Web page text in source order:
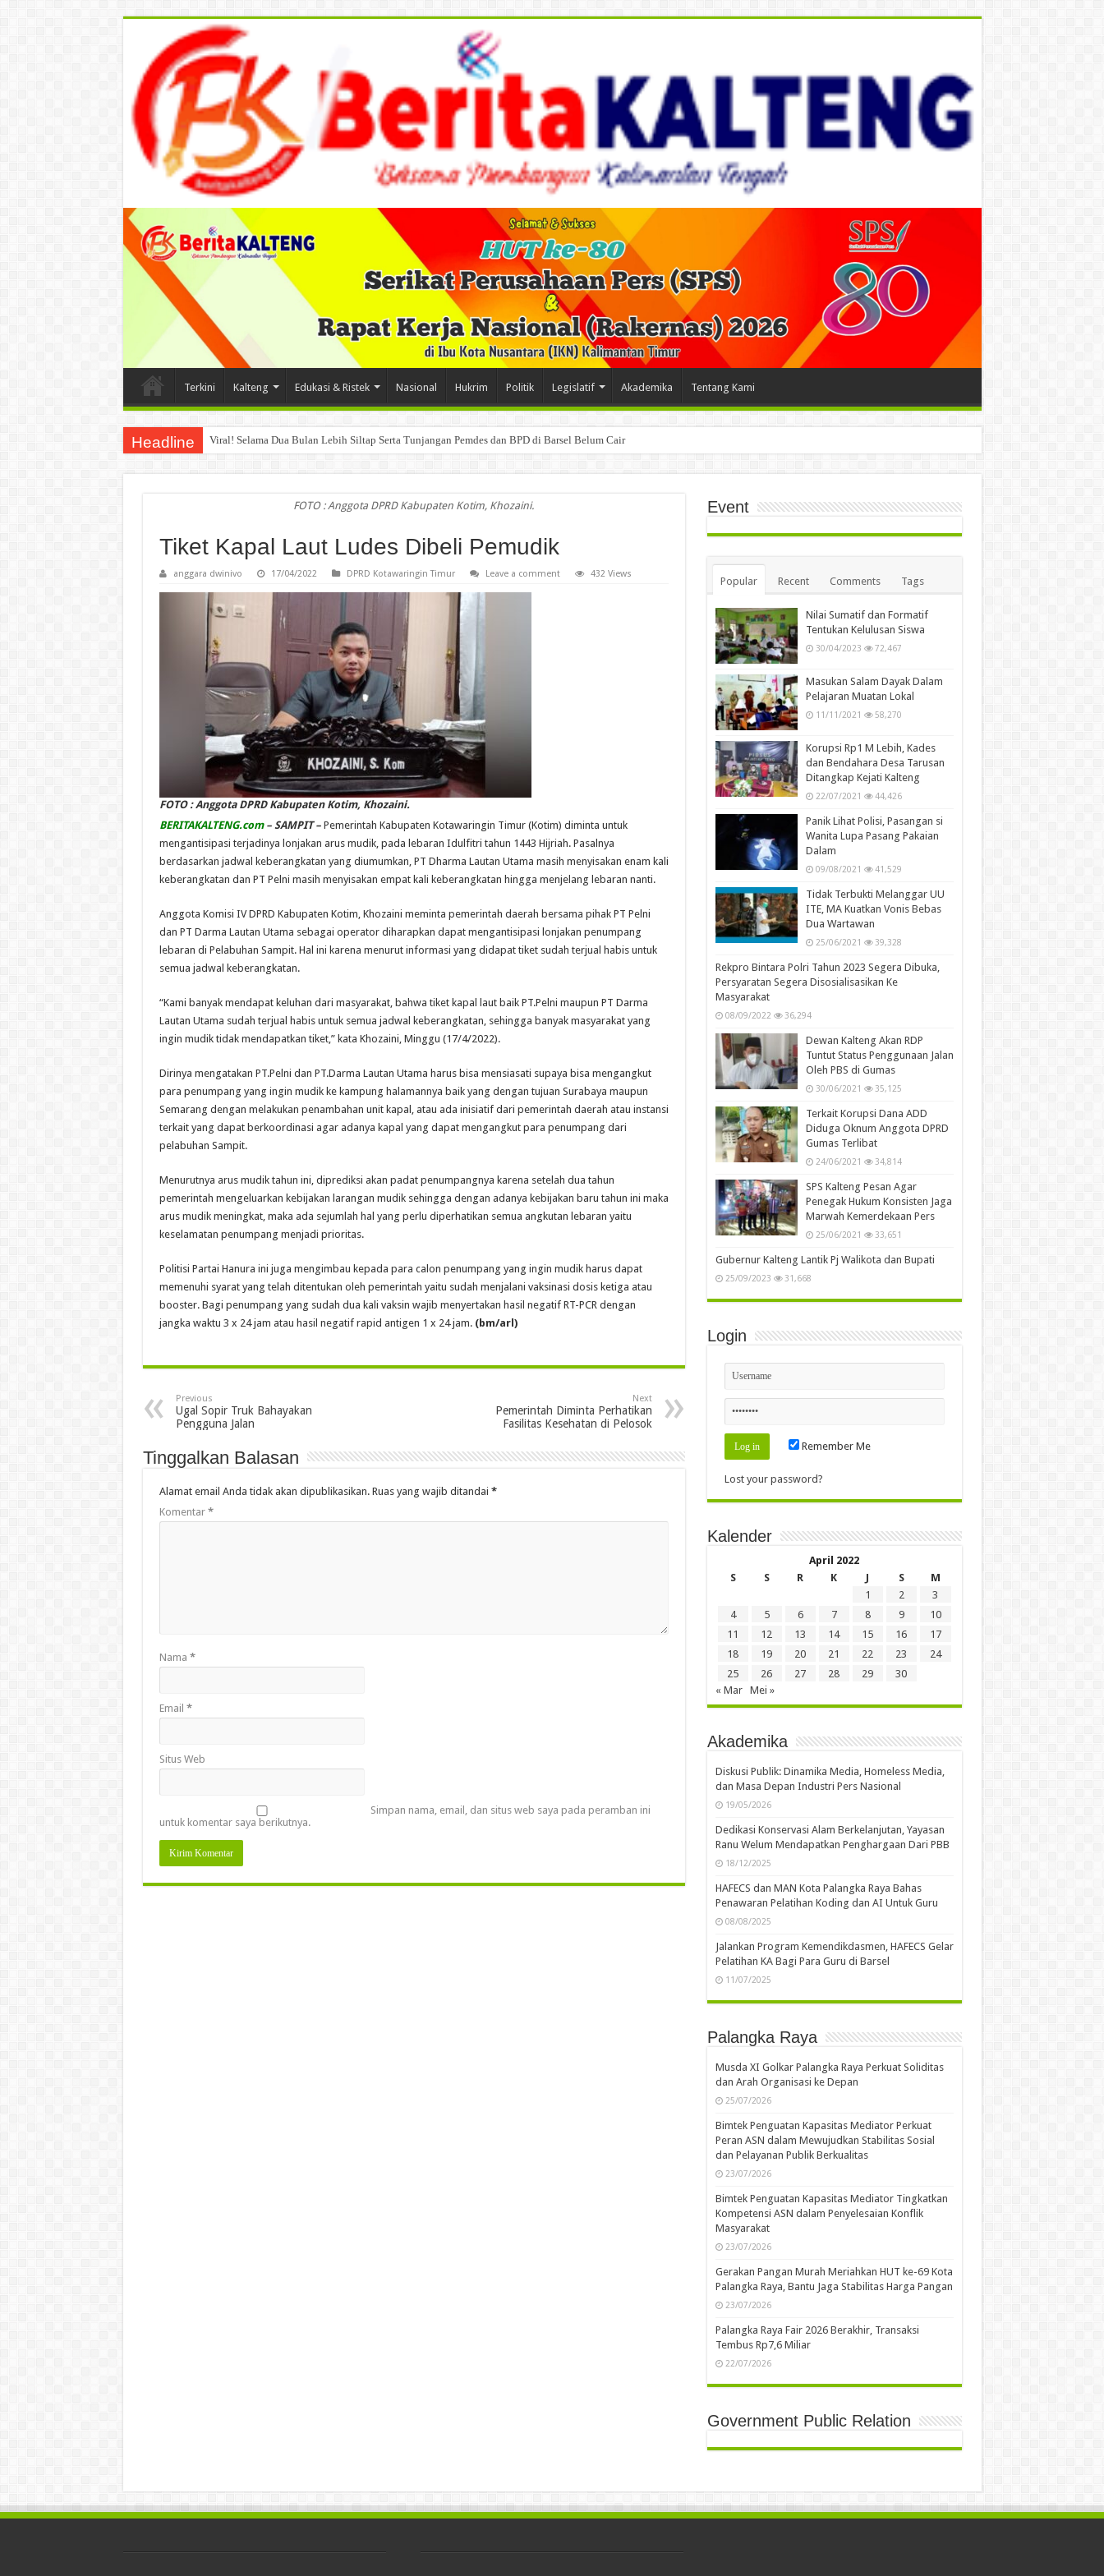
Terkini Kalteng Edukasi & Ristek Nasional Hukrim Politik Legislatif Akademika Tentang Kami
Headline Viral! Selama Dua Bulan Lebih Siltap Serta Tunjangan Pemdes dan BPD di Barsel Belum Cair
FOTO : Anggota DPRD Kabupaten Kotim, Khozaini.
Tiket Kapal Laut Ludes Dibeli Pemudik
anggara dwinivo 17/04/2022 DPRD Kotawaringin Timur Leave a comment 432 Views
FOTO : Anggota DPRD Kabupaten Kotim, Khozaini.
BERITAKALTENG.com– SAMPIT–Pemerintah Kabupaten Kotawaringin Timur (Kotim) diminta untuk
mengantisipasi terjadinya lonjakan arus mudik, pada lebaran Idulfitri tahun 1443 Hijriah. Pasalnya
berdasarkan jadwal keberangkatan yang diumumkan, PT Dharma Lautan Utama masih menyisakan enam kali
keberangkatan dan PT Pelni masih menyisakan empat kali keberangkatan hingga menjelang lebaran nanti.
Anggota Komisi IV DPRD Kabupaten Kotim, Khozaini meminta pemerintah daerah bersama pihak PT Pelni
dan PT Darma Lautan Utama sebagai operator diharapkan dapat mengantisipasi lonjakan penumpang
lebaran di Pelabuhan Sampit. Hal ini karena menurut informasi yang didapat tiket sudah terjual habis untuk
semua jadwal keberangkatan.
“Kami banyak mendapat keluhan dari masyarakat, bahwa tiket kapal laut baik PT.Pelni maupun PT Darma
Lautan Utama sudah terjual habis untuk semua jadwal keberangkatan, sehingga banyak masyarakat yang
ingin mudik tidak mendapatkan tiket,” kata Khozaini, Minggu (17/4/2022).
Dirinya mengatakan PT.Pelni dan PT.Darma Lautan Utama harus bisa mensiasati supaya bisa mengangkut
para penumpang yang ingin mudik ke kampung halamannya baik yang dengan tujuan Surabaya maupun
Semarang dengan melakukan penambahan unit kapal, atau ada inisiatif dari pemerintah daerah atau instansi
terkait yang dapat berkoordinasi agar adanya kapal yang dapat mengangkut para penumpang dari
pelabuhan Sampit.
Menurutnya arus mudik tahun ini, diprediksi akan padat penumpangnya karena setelah dua tahun
pemerintah mengeluarkan kebijakan larangan mudik sehingga dengan adanya kebijakan baru tahun ini maka
arus mudik meningkat, maka ada sejumlah hal yang perlu diperhatikan semua angkutan lebaran yaitu
keselamatan penumpang menjadi prioritas.
Politisi Partai Hanura ini juga mengimbau kepada para calon penumpang yang ingin mudik harus dapat
memenuhi syarat yang telah ditentukan oleh pemerintah yaitu sudah menjalani vaksinasi dosis ketiga atau
booster. Bagi penumpang yang sudah dua kali vaksin wajib menyertakan hasil negatif RT-PCR dengan
jangka waktu 3 x 24 jam atau hasil negatif rapid antigen 1 x 24 jam. (bm/arl)
Previous
Ugal Sopir Truk Bahayakan
Pengguna Jalan
Next
Pemerintah Diminta Perhatikan
Fasilitas Kesehatan di Pelosok
Tinggalkan Balasan
Alamat email Anda tidak akan dipublikasikan. Ruas yang wajib ditandai *
Komentar *
Nama *
Email *
Situs Web
Simpan nama, email, dan situs web saya pada peramban ini
untuk komentar saya berikutnya.
Event
Popular Recent Comments Tags
Nilai Sumatif dan Formatif
Tentukan Kelulusan Siswa
30/04/2023 72,467
Masukan Salam Dayak Dalam
Pelajaran Muatan Lokal
11/11/2021 58,270
Korupsi Rp1 M Lebih, Kades
dan Bendahara Desa Tarusan
Ditangkap Kejati Kalteng
22/07/2021 44,426
Panik Lihat Polisi, Pasangan si
Wanita Lupa Pasang Pakaian
Dalam
09/08/2021 41,529
Tidak Terbukti Melanggar UU
ITE, MA Kuatkan Vonis Bebas
Dua Wartawan
25/06/2021 39,328
Rekpro Bintara Polri Tahun 2023 Segera Dibuka,
Persyaratan Segera Disosialisasikan Ke
Masyarakat
08/09/2022 36,294
Dewan Kalteng Akan RDP
Tuntut Status Penggunaan Jalan
Oleh PBS di Gumas
30/06/2021 35,125
Terkait Korupsi Dana ADD
Diduga Oknum Anggota DPRD
Gumas Terlibat
24/06/2021 34,814
SPS Kalteng Pesan Agar
Penegak Hukum Konsisten Jaga
Marwah Kemerdekaan Pers
25/06/2021 33,651
Gubernur Kalteng Lantik Pj Walikota dan Bupati
25/09/2023 31,668
Login
Remember Me
Lost your password?
Kalender
April 2022
S
S R K J S
M
1
2
3
4
5 6 7 8 9
10
11
12 13 14 15 16
17
18
19 20 21 22 23
24
25
26 27 28 29
30
« Mar
Mei »
Akademika
Diskusi Publik: Dinamika Media, Homeless Media,
dan Masa Depan Industri Pers Nasional
19/05/2026
Dedikasi Konservasi Alam Berkelanjutan, Yayasan
Ranu Welum Mendapatkan Penghargaan Dari PBB
18/12/2025
HAFECS dan MAN Kota Palangka Raya Bahas
Penawaran Pelatihan Koding dan AI Untuk Guru
08/08/2025
Jalankan Program Kemendikdasmen, HAFECS Gelar
Pelatihan KA Bagi Para Guru di Barsel
11/07/2025
Palangka Raya
Musda XI Golkar Palangka Raya Perkuat Soliditas
dan Arah Organisasi ke Depan
25/07/2026
Bimtek Penguatan Kapasitas Mediator Perkuat
Peran ASN dalam Mewujudkan Stabilitas Sosial
dan Pelayanan Publik Berkualitas
23/07/2026
Bimtek Penguatan Kapasitas Mediator Tingkatkan
Kompetensi ASN dalam Penyelesaian Konflik
Masyarakat
23/07/2026
Gerakan Pangan Murah Meriahkan HUT ke-69 Kota
Palangka Raya, Bantu Jaga Stabilitas Harga Pangan
23/07/2026
Palangka Raya Fair 2026 Berakhir, Transaksi
Tembus Rp7,6 Miliar
22/07/2026
Government Public Relation